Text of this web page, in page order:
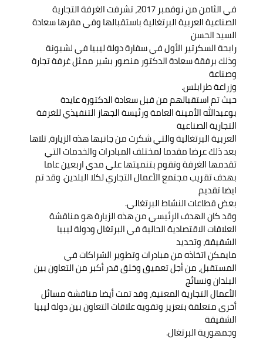
في الثامن من نوفمبر 2017، تشرفت الغرفة التجارية
الصناعية العربية البرتغالية باستقبالها وفي مقرها سعادة
السيد الحسن
رابحة السكرتير الأول في سفارة دولة ليبيا في لشبونة
وذلك برفقة سعادة الدكتور منصور بشير ممثل غرفة تجارة
وصناعة
وزراعة طرابلس.
حيث تم استقبالهم من قبل سعادة الدكتورة عايدة
بوعبدالله الأمينة العامة ورئيسة الجهاز التنفيذي للغرفة
التجارية الصناعية
العربية البرتغالية والتي شكرت من جانبها هذه الزيارة، تلاها
بعد ذلك عرضا مقدما لمختلف المبادرات والخدمات التي
تقدمها الغرفة وتقوم بتنميتها على مدى اربعين عاما
بهدف تقريب مجتمع الأعمال التجاري لكلا البلدين. وقد تم
ايضا تقديم
بعض قطاعات النشاط البرتغالي.
وقد كان الهدف الرئيسي من هذه الزيارة هو مناقشة
العلاقات الاقتصادية الحالية في البرتغال ودولة ليبيا
الشقيقة، وتحديد
مايمكن اتخاذه من مبادرات وتطوير الشراكات في
المستقبل، من أجل تعميق وخلق قدر أكبر من التعاون بين
البلدان ونسائج
الأعمال التجارية المعنية، وقد تمت أيضا مناقشة مسائل
أخرى متعلقة بتعزيز وتقوية علاقات التعاون بين دولة ليبيا
الشقيقة
وجمهورية البرتغال.